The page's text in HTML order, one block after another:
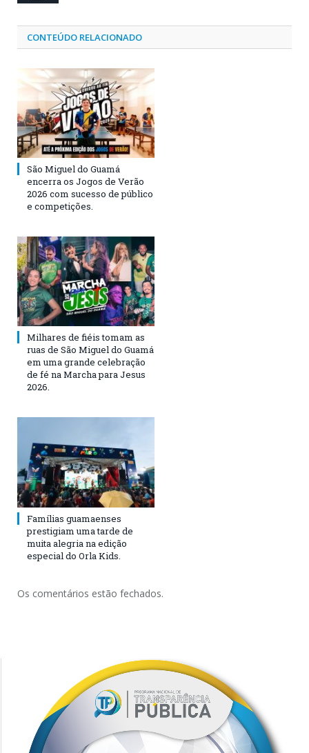
CONTEÚDO RELACIONADO
São Miguel do Guamá
encerra os Jogos de Verão
2026 com sucesso de público
e competições.
Milhares de fiéis tomam as
ruas de São Miguel do Guamá
em uma grande celebração
de fé na Marcha para Jesus
2026.
Famílias guamaenses
prestigiam uma tarde de
muita alegria na edição
especial do Orla Kids.
Os comentários estão fechados.